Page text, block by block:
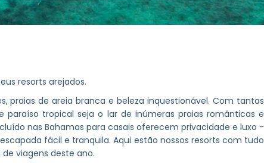
resorts arejados.
praias de areia branca e beleza inquestionável. Com tantas
tropical seja o lar de inúmeras praias românticas e
nas Bahamas para casais oferecem privacidade e luxo -
fácil e tranquila. Aqui estão nossos resorts com tudo
viagens deste ano.